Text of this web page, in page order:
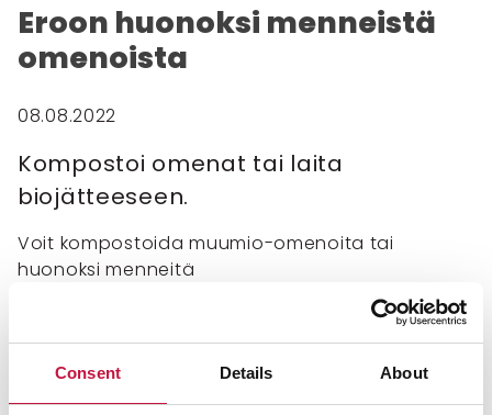
Consent Details About
Eroon huonoksi menneistä
omenoista
08.08.2022
Kompostoi omenat tai laita
biojätteeseen.
Voit kompostoida muumio-omenoita tai
huonoksi menneitä
jyrsijäsuojatussa puutarhakompostorissa. Laita
omenat tasapohjaiseen sankoon tai saaviin ja
hakkaa ne tasakärkisellä lapiolla silpuksi. Levitä
omenasilppu kerroksittain lämpökompostoriin